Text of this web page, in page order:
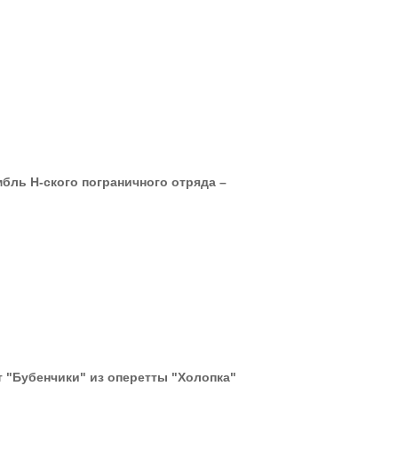
Н-ского пограничного отряда –
из оперетты "Холопка"